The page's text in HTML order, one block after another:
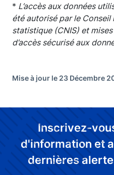
* L’accès aux données
été autorisé par le Conseil
statistique (CNIS) et
d’accès sécurisé aux
Mise à jour le 23 Décembre
Inscrivez-
d'information et
dernières